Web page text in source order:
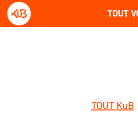
TOUT
TOUT KuB